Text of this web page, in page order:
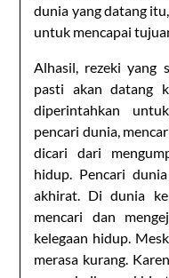
dunia yang datang
untuk mencapai
Alhasil, rezeki yang
pasti akan datang
diperintahkan
pencari dunia,
dicari dari
hidup. Pencari
akhirat. Di dunia
mencari dan
kelegaan hidup.
merasa kurang.